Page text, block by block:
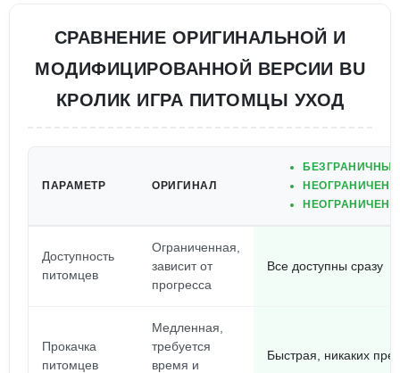
СРАВНЕНИЕ ОРИГИНАЛЬНОЙ И
МОДИФИЦИРОВАННОЙ ВЕРСИИ BU
КРОЛИК ИГРА ПИТОМЦЫ УХОД
ПАРАМЕТР ОРИГИНАЛ
Доступность
питомцев
Ограниченная,
зависит от
прогресса
Все доступны сразу
Прокачка
питомцев
Медленная,
требуется
время и
Быстрая, никаких